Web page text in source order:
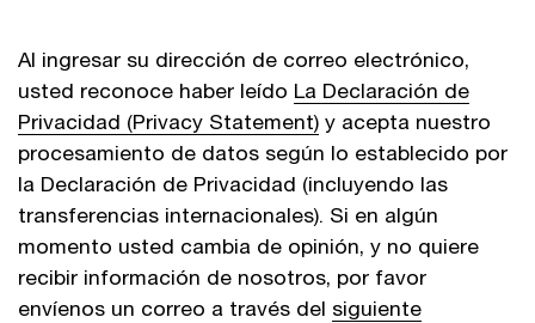
Al ingresar su dirección de correo electrónico,
usted reconoce haber leído La Declaración de
Privacidad (Privacy Statement) y acepta nuestro
procesamiento de datos según lo establecido por
la Declaración de Privacidad (incluyendo las
transferencias internacionales). Si en algún
momento usted cambia de opinión, y no quiere
recibir información de nosotros, por favor
envíenos un correo a través del siguiente